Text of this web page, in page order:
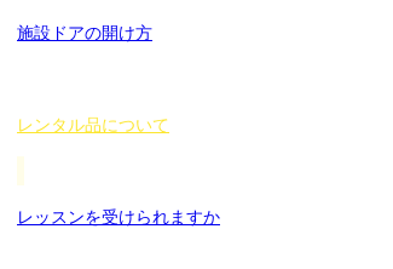
施設ドアの開け方
レンタル品について
レッスンを受けられますか